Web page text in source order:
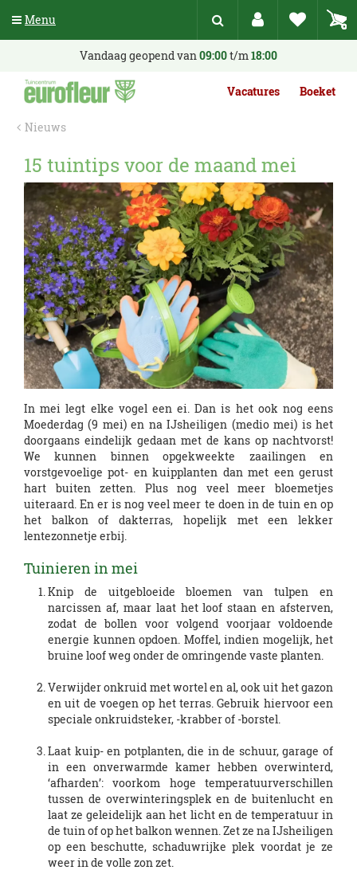
n
Nieuws
Vandaag geopend van09:00t/m18:00
Vacatures Boeket
15 tuintips voor de maand mei
In mei legt elke vogel een ei. Dan is het ook nog eens
Moederdag (9 mei) en na IJsheiligen (medio mei) is het
doorgaans eindelijk gedaan met de kans op nachtvorst!
We kunnen binnen opgekweekte zaailingen en
vorstgevoelige pot- en kuipplanten dan met een gerust
hart buiten zetten. Plus nog veel meer bloemetjes
uiteraard. En er is nog veel meer te doen in de tuin en op
het balkon of dakterras, hopelijk met een lekker
lentezonnetje erbij.
Tuinieren in mei
Knip de uitgebloeide bloemen van tulpen en
narcissen af, maar laat het loof staan en afsterven,
zodat de bollen voor volgend voorjaar voldoende
energie kunnen opdoen. Moffel, indien mogelijk, het
bruine loof weg onder de omringende vaste planten.
Verwijder onkruid met wortel en al, ook uit het gazon
en uit de voegen op het terras. Gebruik hiervoor een
speciale onkruidsteker, -krabber of -borstel.
Laat kuip- en potplanten, die in de schuur, garage of
in een onverwarmde kamer hebben overwinterd,
‘afharden’: voorkom hoge temperatuurverschillen
tussen de overwinteringsplek en de buitenlucht en
laat ze geleidelijk aan het licht en de temperatuur in
de tuin of op het balkon wennen. Zet ze na IJsheiligen
op een beschutte, schaduwrijke plek voordat je ze
weer in de volle zon zet.
Menu